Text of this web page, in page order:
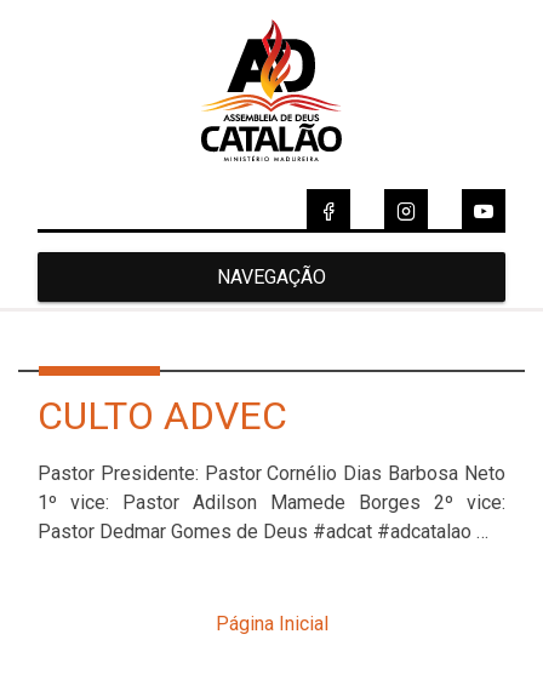
NAVEGAÇÃO
CULTO ADVEC
Pastor Presidente: Pastor Cornélio Dias Barbosa Neto
1º vice: Pastor Adilson Mamede Borges 2º vice:
Pastor Dedmar Gomes de Deus #adcat #adcatalao …
Página Inicial